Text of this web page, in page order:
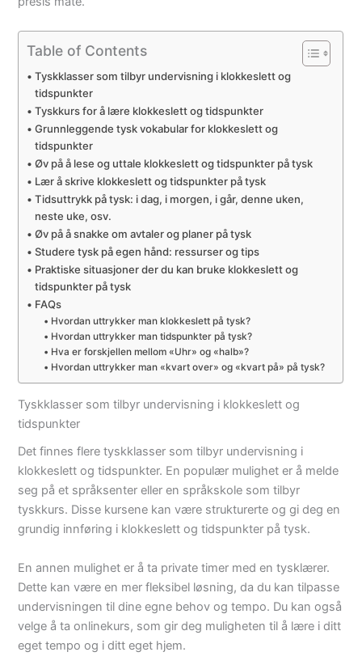
Table of Contents
Tyskklasser som tilbyr undervisning i klokkeslett og
tidspunkter
Tyskkurs for å lære klokkeslett og tidspunkter
Grunnleggende tysk vokabular for klokkeslett og
tidspunkter
Øv på å lese og uttale klokkeslett og tidspunkter på tysk
Lær å skrive klokkeslett og tidspunkter på tysk
Tidsuttrykk på tysk: i dag, i morgen, i går, denne uken,
neste uke, osv.
Øv på å snakke om avtaler og planer på tysk
Studere tysk på egen hånd: ressurser og tips
Praktiske situasjoner der du kan bruke klokkeslett og
tidspunkter på tysk
FAQs
Hvordan uttrykker man klokkeslett på tysk?
Hvordan uttrykker man tidspunkter på tysk?
Hva er forskjellen mellom «Uhr» og «halb»?
Hvordan uttrykker man «kvart over» og «kvart på» på tysk?
Tyskklasser som tilbyr undervisning i klokkeslett og
tidspunkter
Det finnes flere tyskklasser som tilbyr undervisning i
klokkeslett og tidspunkter. En populær mulighet er å melde
seg på et språksenter eller en språkskole som tilbyr
tyskkurs. Disse kursene kan være strukturerte og gi deg en
grundig innføring i klokkeslett og tidspunkter på tysk.
En annen mulighet er å ta private timer med en tysklærer.
Dette kan være en mer fleksibel løsning, da du kan tilpasse
undervisningen til dine egne behov og tempo. Du kan også
velge å ta onlinekurs, som gir deg muligheten til å lære i ditt
eget tempo og i ditt eget hjem.